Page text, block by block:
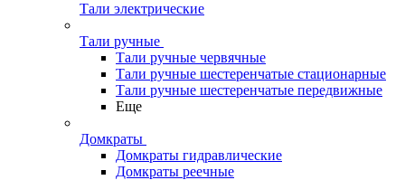
Тали электрические
Тали ручные
Тали ручные червячные
Тали ручные шестеренчатые стационарные
Тали ручные шестеренчатые передвижные
Еще
Домкраты
Домкраты гидравлические
Домкраты реечные